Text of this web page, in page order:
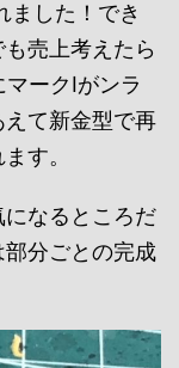
ました！でき
売上考えたら
ークⅠがンラ
て新金型で再
す。
なるところだ
分ごとの完成